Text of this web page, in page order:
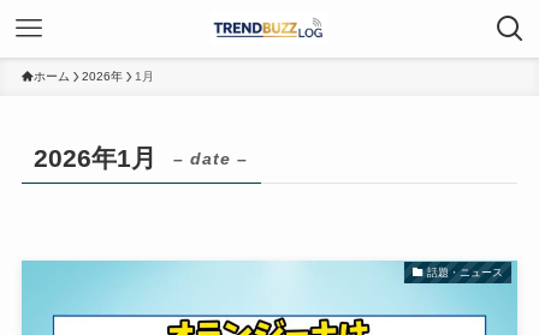
ホーム 2026年 1月
2026年1月 – date –
話題・ニュース